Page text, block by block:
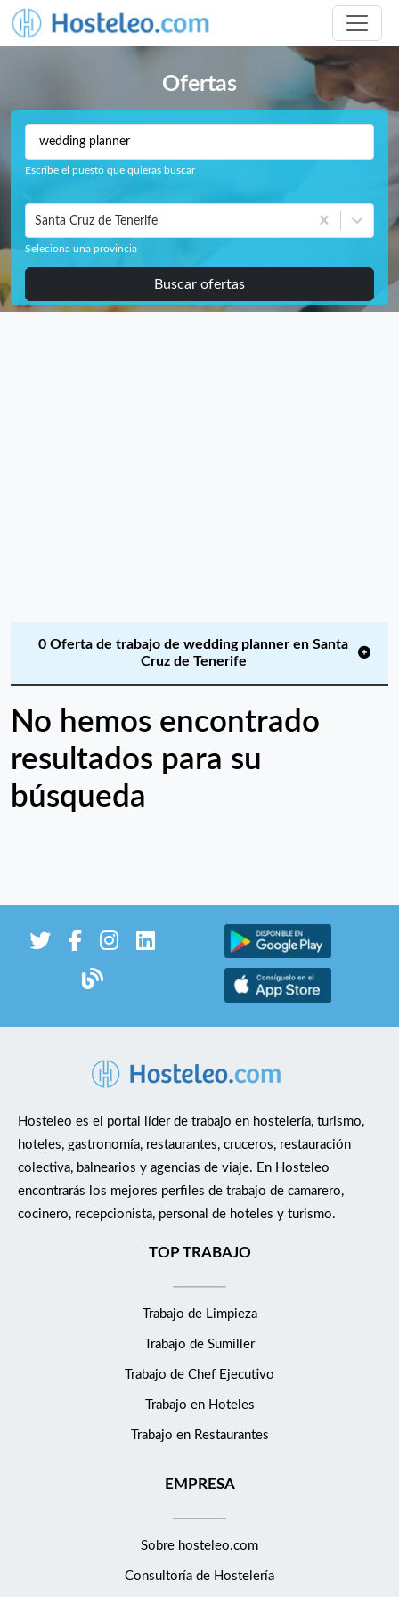
Ofertas
Escribe el puesto que quieras buscar
Santa Cruz de Tenerife
Seleciona una provincia
Buscar ofertas
0 Oferta de trabajo de wedding planner en Santa
Cruz de Tenerife
No hemos encontrado
resultados para su
búsqueda
Hosteleo es el portal líder de trabajo en hostelería, turismo,
hoteles, gastronomía, restaurantes, cruceros, restauración
colectiva, balnearios y agencias de viaje. En Hosteleo
encontrarás los mejores perfiles de trabajo de camarero,
cocinero, recepcionista, personal de hoteles y turismo.
TOP TRABAJO
Trabajo de Limpieza
Trabajo de Sumiller
Trabajo de Chef Ejecutivo
Trabajo en Hoteles
Trabajo en Restaurantes
EMPRESA
Sobre hosteleo.com
Consultoría de Hostelería